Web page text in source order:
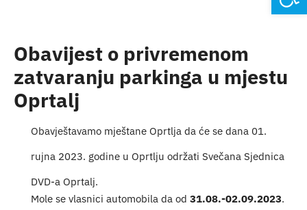
Sa sjednica vijeća
Za građane
Mjesta
Subjekti
Turistička ponuda
Obavijest o privremenom
zatvaranju parkinga u mjestu
Oprtalj
Obavještavamo mještane Oprtlja da će se dana 01.
rujna 2023. godine u Oprtlju održati Svečana Sjednica
DVD-a Oprtalj.
Mole se vlasnici automobila da od 31.08.-02.09.2023.